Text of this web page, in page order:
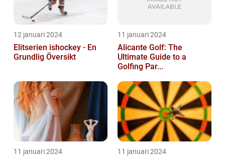
12 januari 2024
Elitserien ishockey - En
Grundlig Översikt
11 januari 2024
Alicante Golf: The
Ultimate Guide to a
Golfing Par...
11 januari 2024 11 januari 2024